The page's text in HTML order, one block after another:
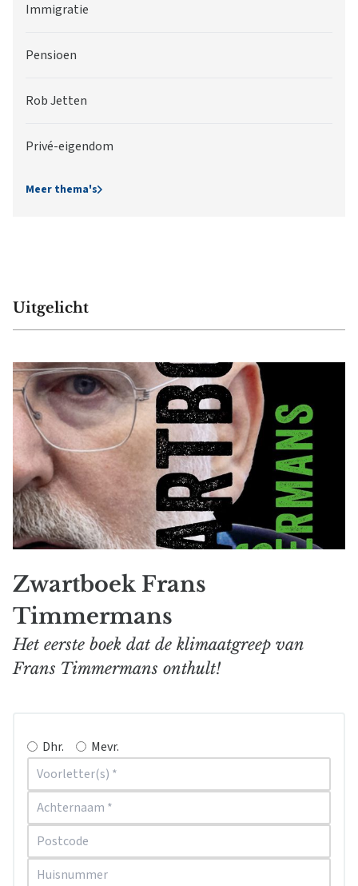
Immigratie
Pensioen
Rob Jetten
Privé-eigendom
Meer thema's
Uitgelicht
Zwartboek Frans
Timmermans
Het eerste boek dat de klimaatgreep van
Frans Timmermans onthult!
Dhr. Mevr.